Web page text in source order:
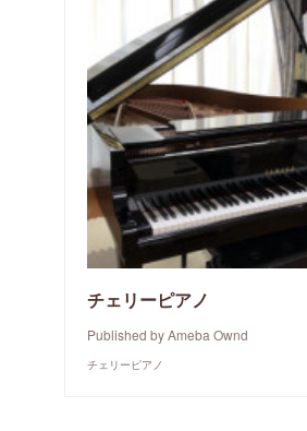
チェリーピアノ
Published by Ameba Ownd
チェリーピアノ